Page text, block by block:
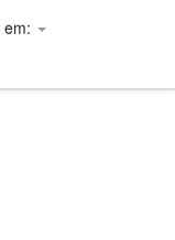
em: